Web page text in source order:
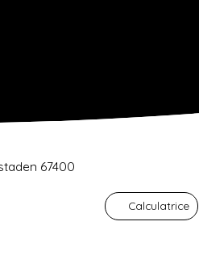
67400
Calculatrice